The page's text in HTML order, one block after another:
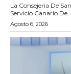
La Consejería De
Servicio Canario De...
Agosto 6, 2026